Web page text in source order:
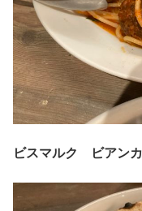
ビスマルク ビアンカ